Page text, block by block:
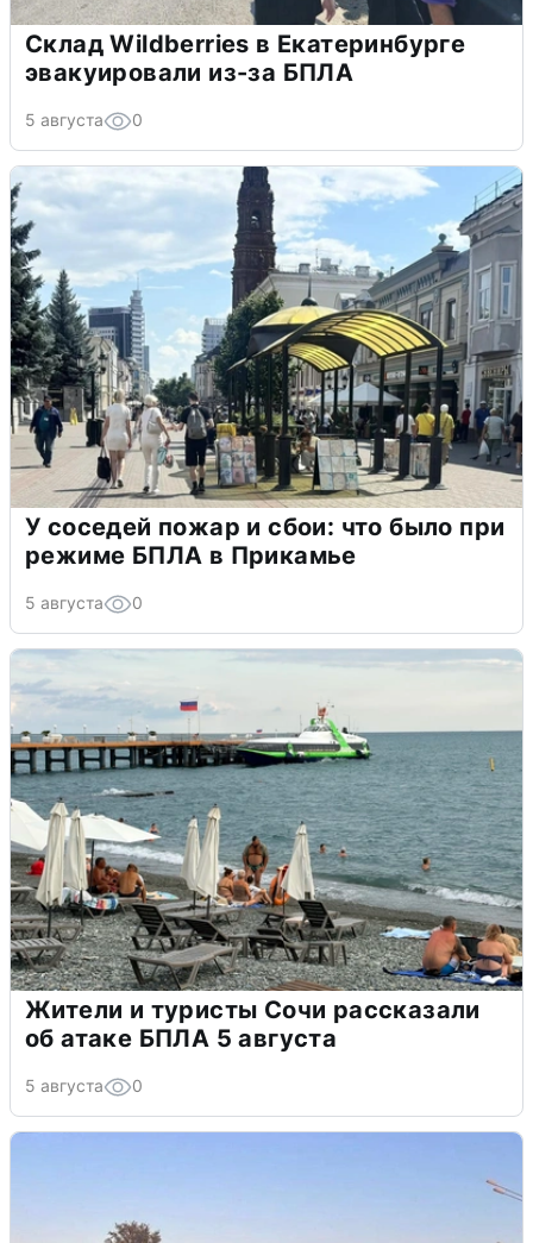
Склад Wildberries в Екатеринбурге
эвакуировали из-за БПЛА
5 августа 0
У соседей пожар и сбои: что было при
режиме БПЛА в Прикамье
5 августа 0
Жители и туристы Сочи рассказали
об атаке БПЛА 5 августа
5 августа 0